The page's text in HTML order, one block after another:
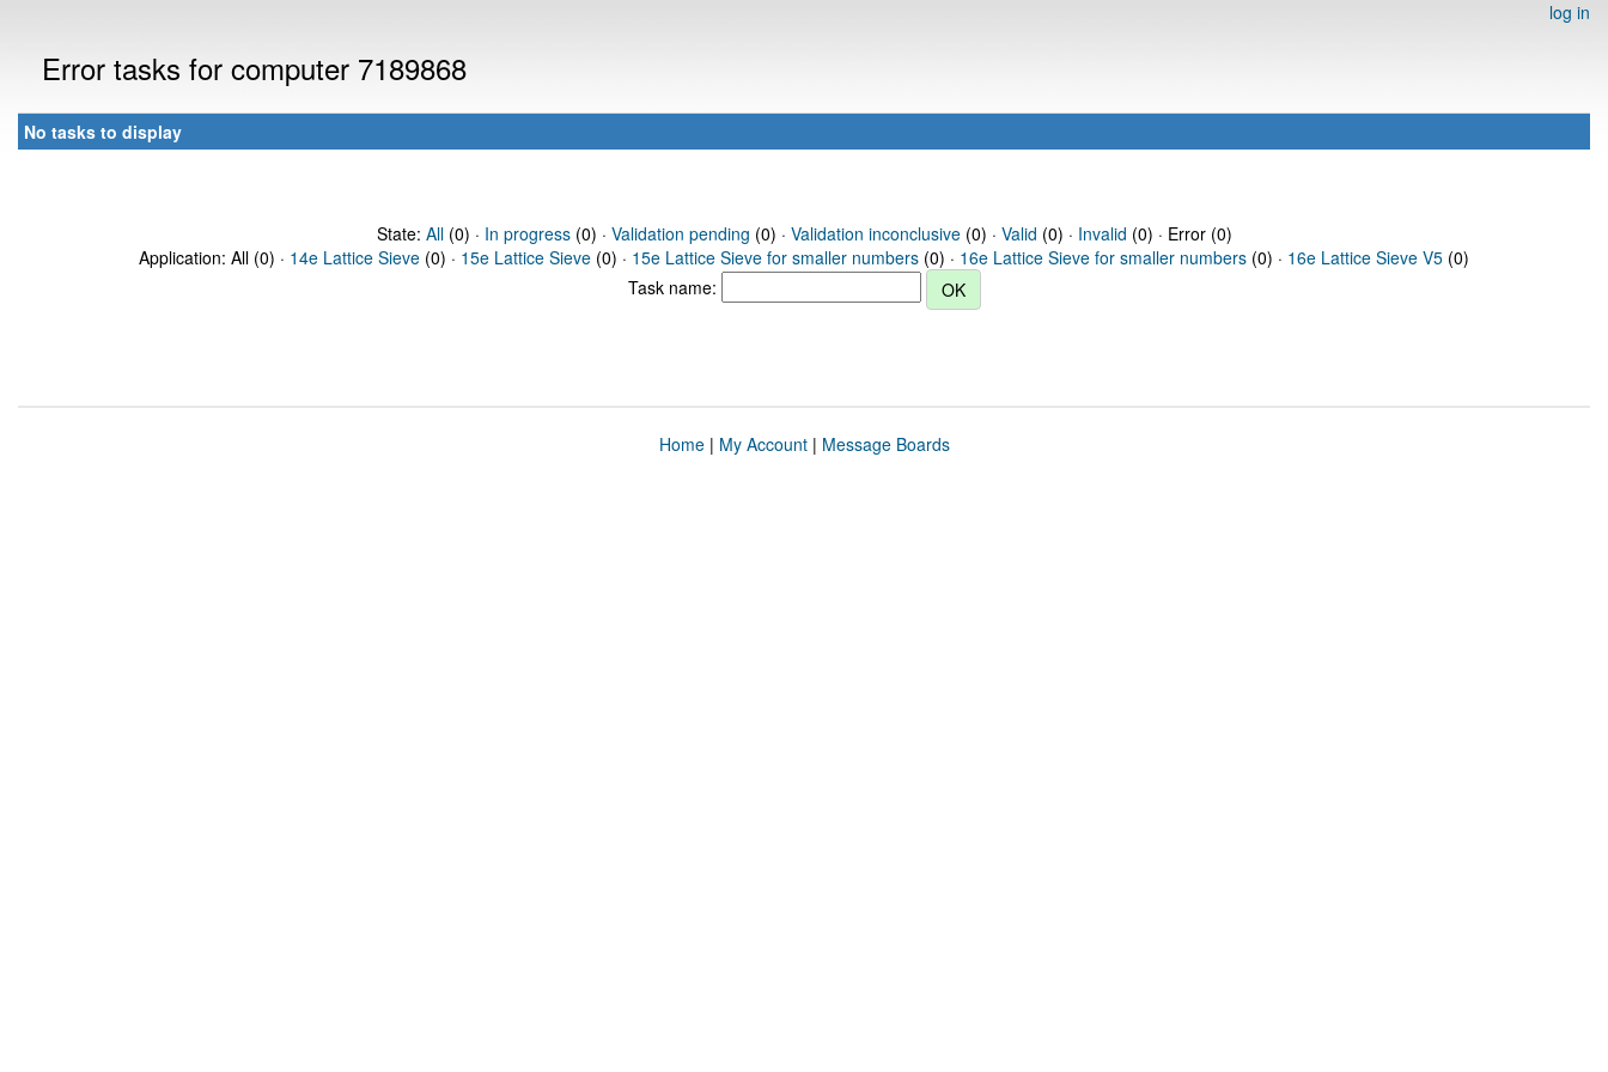
log in
Error tasks for computer 7189868
No tasks to display
State: All(0) · In progress(0) · Validation pending (0) · Validation inconclusive(0) · Valid (0) · Invalid (0) · Error (0)
Application: All (0) · 14e Lattice Sieve (0) · 15e Lattice Sieve (0) · 15e Lattice Sieve for smaller numbers (0) · 16e Lattice Sieve for smaller numbers (0) · 16e Lattice Sieve V5 (0)
Task name:
Home| My Account| Message Boards